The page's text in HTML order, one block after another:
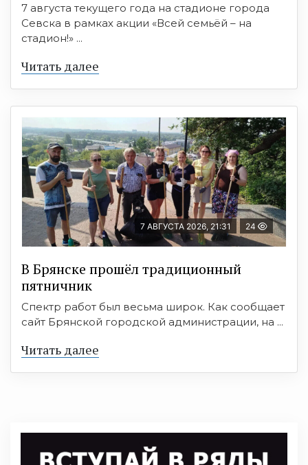
7 августа текущего года на стадионе города
Севска в рамках акции «Всей семьёй – на
стадион!» ...
Читать далее
7 АВГУСТА 2026, 21:31 24
В Брянске прошёл традиционный
пятничник
Спектр работ был весьма широк. Как сообщает
сайт Брянской городской администрации, на ...
Читать далее